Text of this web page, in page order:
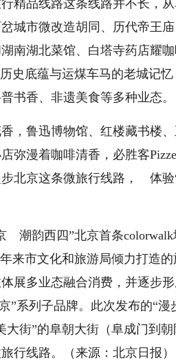
精品线路这条线路并不长，
城市微改造胡同、历代帝王
南湖北菜馆、白塔寺药店耀
史底蕴与运煤车马的老城记
书香、非遗美食等多种业态。
，鲁迅博物馆、红楼藏书楼
弥漫着咖啡清香，必胜客
北京这条微旅行线路， 体
潮韵西四”北京首条
来市文化和旅游局倾力打造
展多业态融合消费，并逐步
”系列子品牌。此次发布的“
大街”的阜朝大街（阜成门到
行线路。（来源：北京日报）